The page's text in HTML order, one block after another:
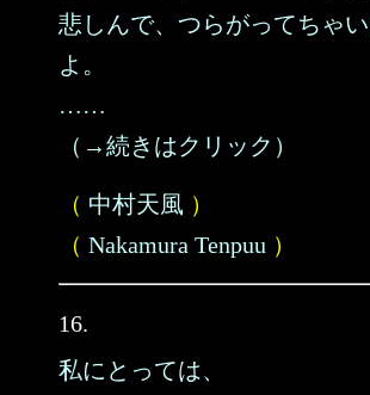
悲しんで、つらがってちゃ
よ。
……
（→続きはクリック）
（ 中村天風 ）
（ Nakamura Tenpuu ）
16.
私にとっては、